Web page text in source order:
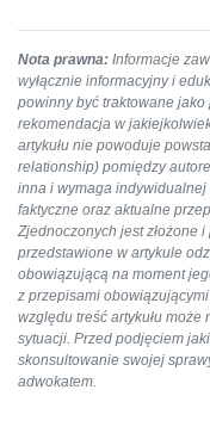
Nota prawna: Informacje
wyłącznie informacyjny i
powinny być traktowane
rekomendacja w
artykułu nie powoduje
relationship) pomiędzy
inna i wymaga
faktyczne oraz aktualne
Zjednoczonych jest złożone
przedstawione w artykule
obowiązującą na moment
z przepisami
względu treść artykułu
sytuacji. Przed podjęciem
skonsultowanie swojej
adwokatem.